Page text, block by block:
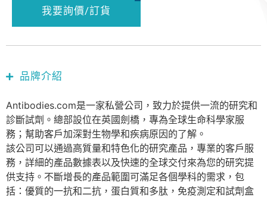
我要詢價/訂貨
品牌介紹
Antibodies.com是一家私營公司，致力於提供一流的研究和
診斷試劑。總部設位在英國劍橋，專為全球生命科學家服
務；幫助客戶加深對生物學和疾病原因的了解。
該公司可以通過高質量和特色化的研究產品，專業的客戶服
務，詳細的產品數據表以及快速的全球交付來為您的研究提
供支持。不斷增長的產品範圍可滿足各個學科的需求，包
括：優質的一抗和二抗，蛋白質和多肽，免疫測定和試劑盒